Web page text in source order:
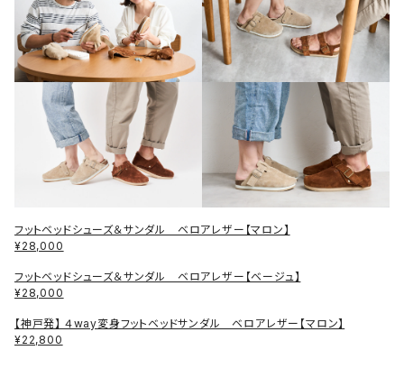
フットベッドシューズ＆サンダル ベロアレザー【マロン】
¥28,000
フットベッドシューズ＆サンダル ベロアレザー【ベージュ】
¥28,000
【神戸発】 ４way変身フットベッドサンダル ベロアレザー【マロン】
¥22,800